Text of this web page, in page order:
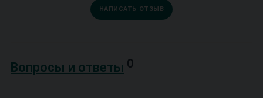
НАПИСАТЬ ОТЗЫВ
Вопросы и ответы 0